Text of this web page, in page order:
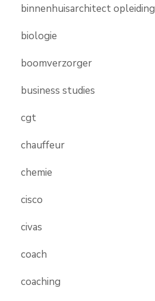
binnenhuisarchitect opleiding
biologie
boomverzorger
business studies
cgt
chauffeur
chemie
cisco
civas
coach
coaching